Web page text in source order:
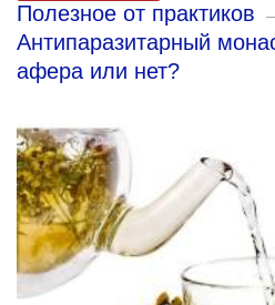
Полезное от практиков
Антипаразитарный
афера или нет?